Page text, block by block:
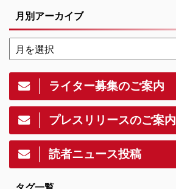
月別アーカイブ
ライター募集のご案内
プレスリリースのご案内
読者ニュース投稿